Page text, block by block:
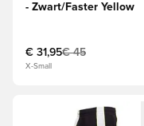
- Zwart/Faster Yellow
€ 31,95€ 45
X-Small
Opent een venster